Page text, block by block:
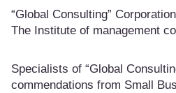
“Global Consulting”
The Institute of management
Specialists of “Global
commendations from Small